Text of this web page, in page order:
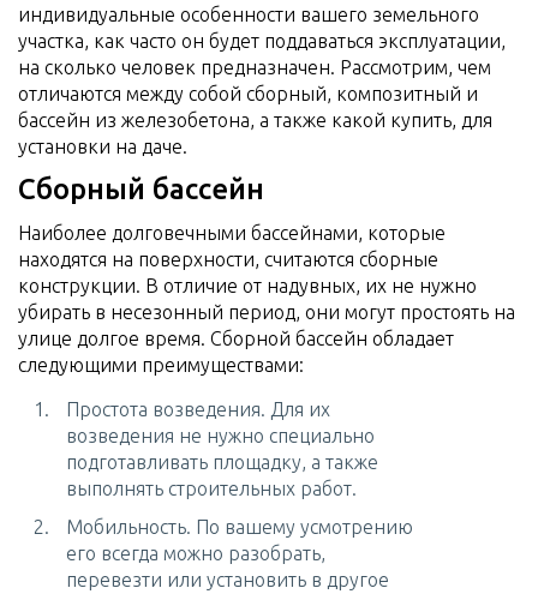
индивидуальные особенности вашего земельного
участка, как часто он будет поддаваться эксплуатации,
на сколько человек предназначен. Рассмотрим, чем
отличаются между собой сборный, композитный и
бассейн из железобетона, а также какой купить, для
установки на даче.
Сборный бассейн
Наиболее долговечными бассейнами, которые
находятся на поверхности, считаются сборные
конструкции. В отличие от надувных, их не нужно
убирать в несезонный период, они могут простоять на
улице долгое время. Сборной бассейн обладает
следующими преимуществами:
Простота возведения. Для их
возведения не нужно специально
подготавливать площадку, а также
выполнять строительных работ.
Мобильность. По вашему усмотрению
его всегда можно разобрать,
перевезти или установить в другое